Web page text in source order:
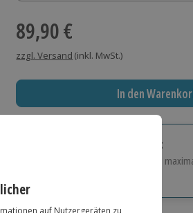
89,90 €
zzgl. Versand (inkl. MwSt.)
In den
Immer das richtige Geschenk:
Große Auswahl, volle Flexibilität und
Über 9.000 Erlebnisse.